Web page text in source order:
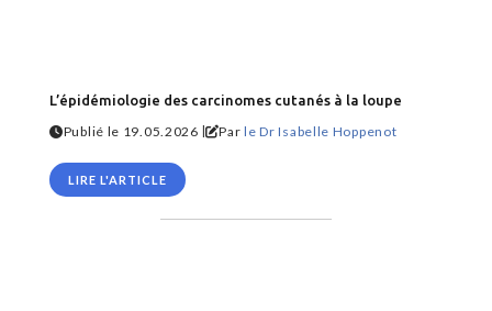
L’épidémiologie des carcinomes cutanés à la loupe
Publié le 19.05.2026 | Parle Dr Isabelle Hoppenot
LIRE L'ARTICLE